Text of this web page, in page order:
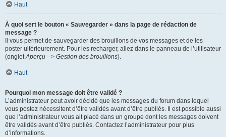
Haut
À quoi sert le bouton « Sauvegarder » dans la page de rédaction de
message ?
Il vous permet de sauvegarder des brouillons de vos messages et de les
poster ultérieurement. Pour les recharger, allez dans le panneau de l’utilisateur
(ongletAperçu --> Gestion des brouillons).
Haut
Pourquoi mon message doit être validé ?
L’administrateur peut avoir décidé que les messages du forum dans lequel
vous postez nécessitent d’être validés avant d’être publiés. Il est possible aussi
que l’administrateur vous ait placé dans un groupe dont les messages doivent
être validés avant d’être publiés. Contactez l’administrateur pour plus
d’informations.